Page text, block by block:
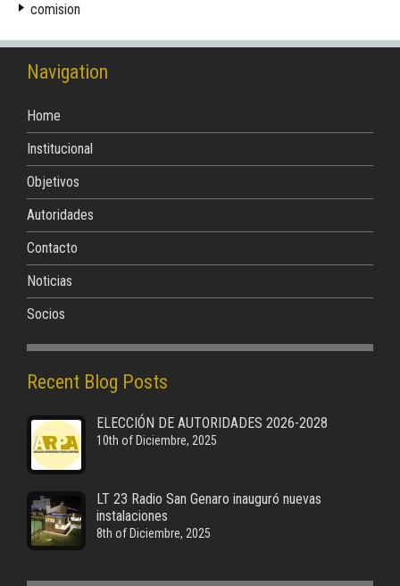
comision
Navigation
Home
Institucional
Objetivos
Autoridades
Contacto
Noticias
Socios
Recent Blog Posts
ELECCIÓN DE AUTORIDADES 2026-2028
10th of Diciembre, 2025
LT 23 Radio San Genaro inauguró nuevas
instalaciones
8th of Diciembre, 2025